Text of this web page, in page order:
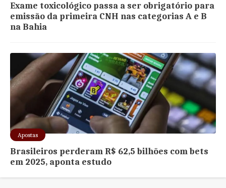
Exame toxicológico passa a ser obrigatório para
emissão da primeira CNH nas categorias A e B
na Bahia
Apostas
Brasileiros perderam R$ 62,5 bilhões com bets
em 2025, aponta estudo